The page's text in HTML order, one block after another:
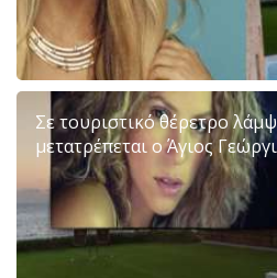
Σε τουριστικό θέρετρο
μετατρέπεται ο Άγιος